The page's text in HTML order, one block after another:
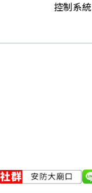
控制系統